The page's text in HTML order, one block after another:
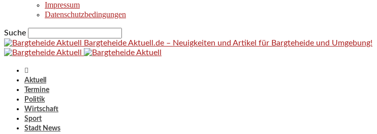
Impressum
Datenschutzbedingungen
Suche
Bargteheide Aktuell.de – Neuigkeiten und Artikel für Bargteheide und Umgebung!
Aktuell
Termine
Politik
Wirtschaft
Sport
Stadt News